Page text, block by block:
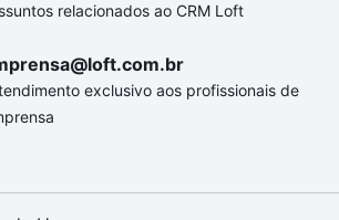
relacionados ao CRM Loft
exclusivo aos profissionais de